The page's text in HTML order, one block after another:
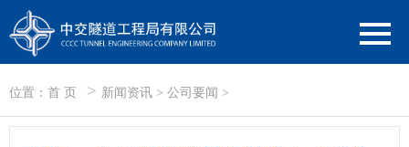
位置： 首 页 > 新闻资讯 > 公司要闻 >